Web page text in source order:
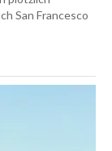
San Francesco